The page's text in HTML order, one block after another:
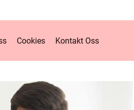
Cookies Kontakt Oss